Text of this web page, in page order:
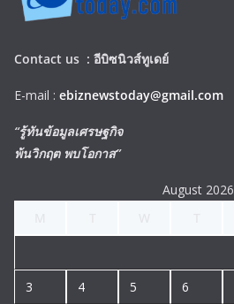
Contact us : อีบิซนิวส์ทูเดย์
E-mail : ebiznewstoday@gmail.com
“รู้ทันข้อมูลเศรษฐกิจ
พ้นวิกฤต พบโอกาส”
August 2026
3 4 5 6